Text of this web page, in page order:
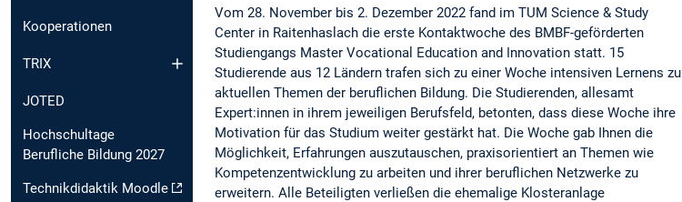
Kooperationen
TRIX
JOTED
Hochschultage
Berufliche Bildung 2027
Technikdidaktik Moodle
Vom 28. November bis 2. Dezember 2022 fand im TUM Science & Study
Center in Raitenhaslach die erste Kontaktwoche des BMBF-geförderten
Studiengangs Master Vocational Εducation and Ιnnovation statt. 15
Studierende aus 12 Ländern trafen sich zu einer Woche intensiven Lernens zu
aktuellen Themen der beruflichen Bildung. Die Studierenden, allesamt
Expert:innen in ihrem jeweiligen Berufsfeld, betonten, dass diese Woche ihre
Motivation für das Studium weiter gestärkt hat. Die Woche gab Ihnen die
Möglichkeit, Erfahrungen auszutauschen, praxisorientiert an Themen wie
Kompetenzentwicklung zu arbeiten und ihrer beruflichen Netzwerke zu
erweitern. Alle Beteiligten verließen die ehemalige Klosteranlage